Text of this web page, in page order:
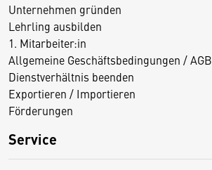
Unternehmen gründen
Lehrling ausbilden
1. Mitarbeiter:in
Allgemeine Geschäftsbedingungen / AGB
Dienstverhältnis beenden
Exportieren / Importieren
Förderungen
Service